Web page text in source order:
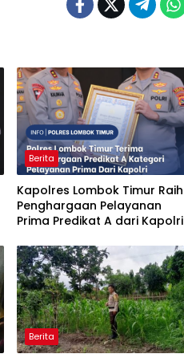
Berita
Kapolres Lombok Timur Raih
Penghargaan Pelayanan
Prima Predikat A dari Kapolri
Berita